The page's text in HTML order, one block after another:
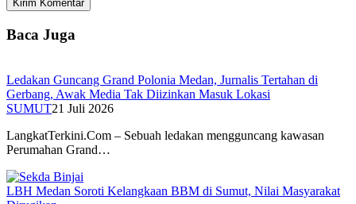
Baca Juga
Ledakan Guncang Grand Polonia Medan, Jurnalis Tertahan di
Gerbang, Awak Media Tak Diizinkan Masuk Lokasi
SUMUT21 Juli 2026
LangkatTerkini.Com – Sebuah ledakan mengguncang kawasan
Perumahan Grand…
LBH Medan Soroti Kelangkaan BBM di Sumut, Nilai Masyarakat